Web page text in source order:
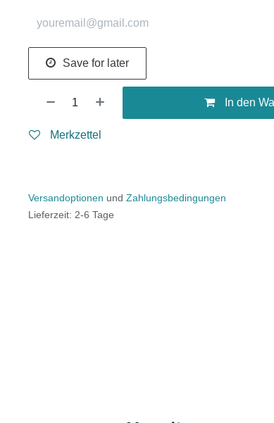
Save for later
In den
Merkzettel
Versandoptionen und Zahlungsbedingungen
Lieferzeit: 2-6 Tage